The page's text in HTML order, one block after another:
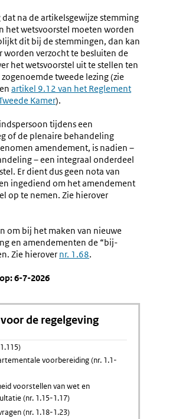
dat na de artikelsgewijze stemming
het wetsvoorstel moeten worden
dit bij de stemmingen, dan kan
worden verzocht te besluiten de
het wetsvoorstel uit te stellen ten
tweede lezing (zie
en Externe
link:
artikel 9.12 van het Reglement
Kamer).
tijdens een
of de plenaire behandeling
amendement, is nadien –
– een integraal onderdeel
Er dient dus geen nota van
ingediend om het amendement
op te nemen. Zie hierover
om bij het maken van nieuwe
en amendementen de “bij-
Zie hierover nr. 1.68.
6-7-2026
de regelgeving
voorbereiding (nr. 1.1-
voorstellen van wet en
(nr. 1.15-1.17)
(nr. 1.18-1.23)